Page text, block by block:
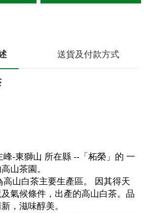
送貨及付款方式
峰-東獅山 所在縣 --「柘榮」的 一
山茶園。
山白茶主要生產區。
因其得天
氣候條件，出產的高山白茶。品
，滋味醇美。